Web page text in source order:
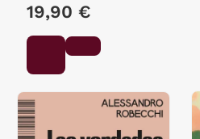
19,90 €